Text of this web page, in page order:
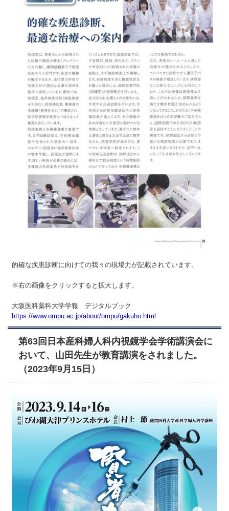
的確な疾患診断に向けての我々の現場力が記載されています。
※右の画像をクリックすると拡大します。
大阪医科薬科大学学報 デジタルブック
https://www.ompu.ac.jp/about/ompu/gakuho.html
第63回日本産科婦人科内視鏡学会学術講演会に
おいて、山田先生が教育講演をされました。
（2023年9月15日）